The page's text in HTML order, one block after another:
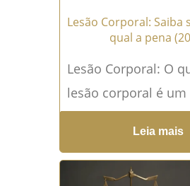
Lesão Corporal: Saiba
qual a pena
Lesão Corporal: O
lesão corporal é um
crimes mais
Brasil e está previsto
Código Penal...Leia
Leia mais